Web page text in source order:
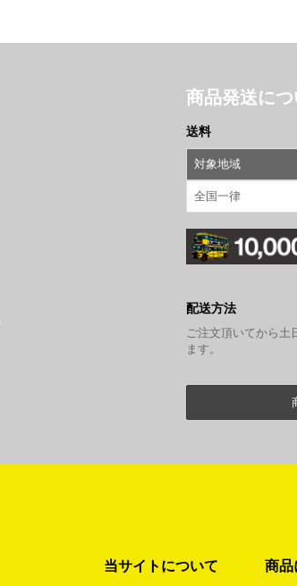
商品発送につ
送料
対象地域
全国一律
配送方法
ご注文頂いてから土
ます。
当サイトについて 商品